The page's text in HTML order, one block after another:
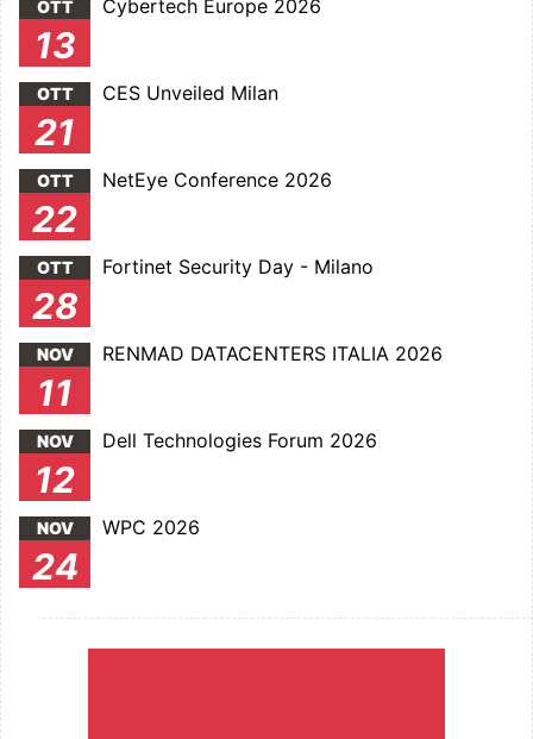
OTT
13
Cybertech Europe 2026
OTT
21
CES Unveiled Milan
OTT
22
NetEye Conference 2026
OTT
28
Fortinet Security Day - Milano
NOV
11
RENMAD DATACENTERS ITALIA 2026
NOV
12
Dell Technologies Forum 2026
NOV
24
WPC 2026